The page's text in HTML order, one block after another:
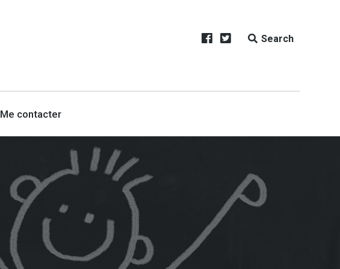
Search
Me contacter